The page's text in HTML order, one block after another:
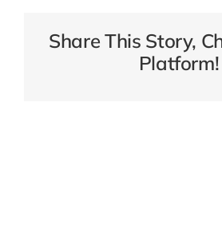
Share This Story,
Platform!